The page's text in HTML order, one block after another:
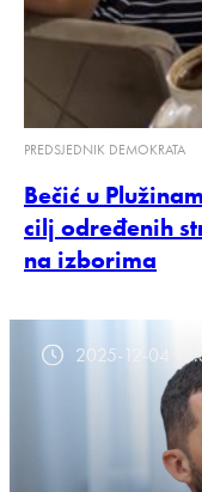
PREDSJEDNIK DEMOKRATA
Bečić u
cilj određenih
na izborima
2025-12-04